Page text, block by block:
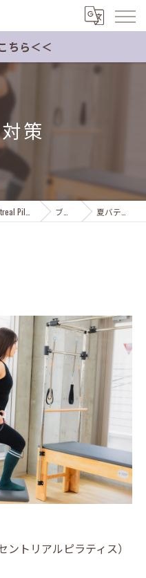
ちら＜＜
策
ブログ 夏バテ対策
ントリアルピラティス）